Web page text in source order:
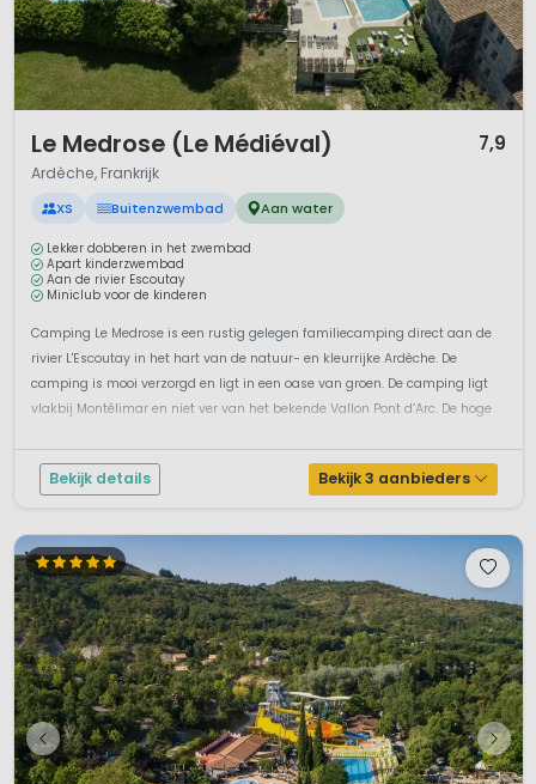
Le Medrose (Le Médiéval) 7,9
Ardèche, Frankrijk
XS Buitenzwembad Aan water
Lekker dobberen in het zwembad
Apart kinderzwembad
Aan de rivier Escoutay
Miniclub voor de kinderen
Camping Le Medrose is een rustig gelegen familiecamping direct aan de
rivier L'Escoutay in het hart van de natuur- en kleurrijke Ardèche. De
camping is mooi verzorgd en ligt in een oase van groen. De camping ligt
vlakbij Montélimar en niet ver van het bekende Vallon Pont d’Arc. De hoge
Bekijk details Bekijk 3 aanbieders